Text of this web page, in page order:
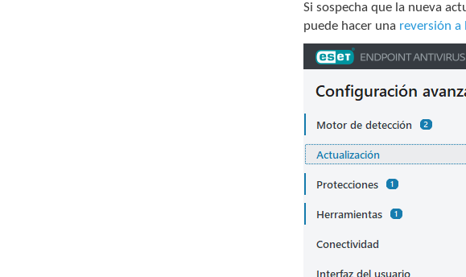
Si sospecha que la nueva
puede hacer una reversión